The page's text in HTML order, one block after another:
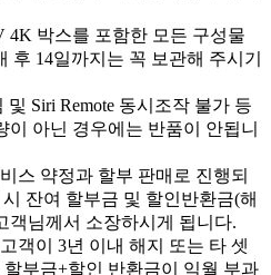
4K 박스를 포함한 모든 구성물
후 14일까지는 꼭 보관해 주시기
Siri Remote 동시조작 불가 등
이 아닌 경우에는 반품이 안됩니
스 약정과 할부 판매로 진행되
잔여 할부금 및 할인반환금(해
객님께서 소장하시게 됩니다.
객이 3년 이내 해지 또는 타 셋
부금+할인 반환금이 익월 부과